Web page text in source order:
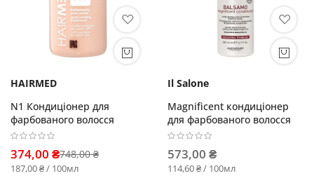
HAIRMED
N1 Кондиціонер для
фарбованого волосся
374,00 ₴748,00 ₴
187,00 ₴ / 100мл
Il Salone
Magnificent кондиціонер
для фарбованого волосся
573,00 ₴
114,60 ₴ / 100мл